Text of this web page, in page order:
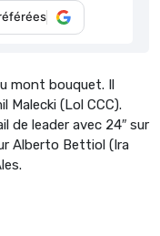
mont bouquet. Il
Malecki (Lol CCC).
de leader avec 24″ sur
Alberto Bettiol (Ira